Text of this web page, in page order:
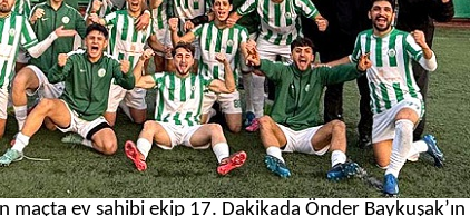
maçta ev sahibi ekip 17. Dakikada Önder Baykuşak’ın